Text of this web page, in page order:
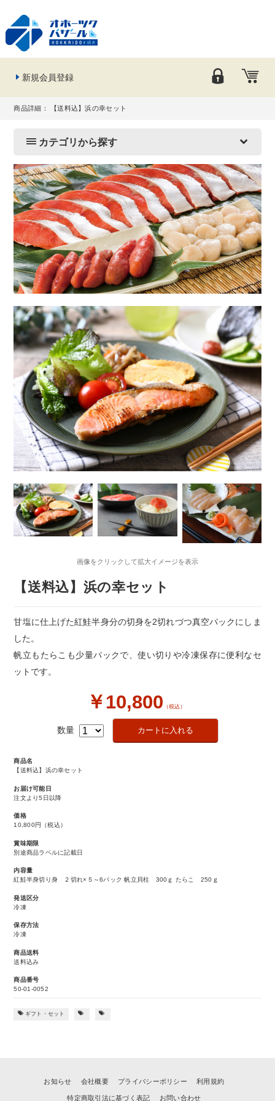
新規会員登録
商品詳細： 【送料込】浜の幸セット
カテゴリから探す
画像をクリックして拡大イメージを表示
【送料込】浜の幸セット
甘塩に仕上げた紅鮭半身分の切身を2切れづつ真空パックにしま
した。
帆立もたらこも少量パックで、使い切りや冷凍保存に便利なセ
ットです。
￥10,800 （税込）
数量
商品名
【送料込】浜の幸セット
お届け可能日
注文より5日以降
価格
10,800円
（税込）
賞味期限
別途商品ラベルに記載日
内容量
紅鮭半身切り身 ２切れ×５～6パック 帆立貝柱 300ｇ たらこ 250ｇ
発送区分
冷凍
保存方法
冷凍
商品送料
送料込み
商品番号
50-01-0052
ギフト・セット
お知らせ 会社概要 プライバシーポリシー 利用規約
特定商取引法に基づく表記 お問い合わせ